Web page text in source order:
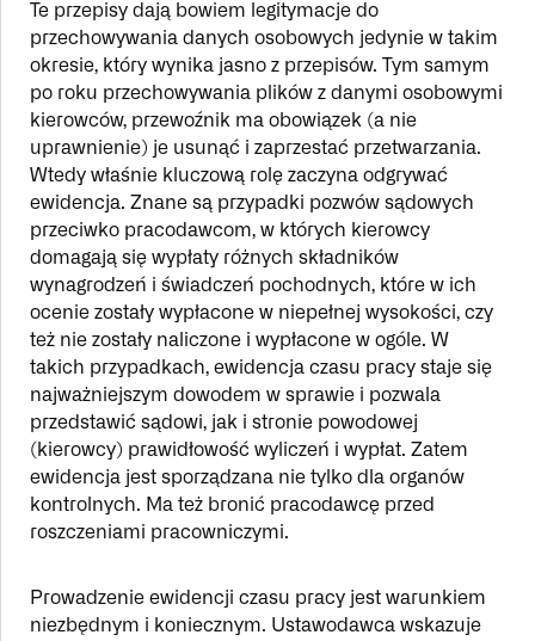
Te przepisy dają bowiem legitymacje do
przechowywania danych osobowych jedynie w takim
okresie, który wynika jasno z przepisów. Tym samym
po roku przechowywania plików z danymi osobowymi
kierowców, przewoźnik ma obowiązek (a nie
uprawnienie) je usunąć i zaprzestać przetwarzania.
Wtedy właśnie kluczową rolę zaczyna odgrywać
ewidencja. Znane są przypadki pozwów sądowych
przeciwko pracodawcom, w których kierowcy
domagają się wypłaty różnych składników
wynagrodzeń i świadczeń pochodnych, które w ich
ocenie zostały wypłacone w niepełnej wysokości, czy
też nie zostały naliczone i wypłacone w ogóle. W
takich przypadkach, ewidencja czasu pracy staje się
najważniejszym dowodem w sprawie i pozwala
przedstawić sądowi, jak i stronie powodowej
(kierowcy) prawidłowość wyliczeń i wypłat. Zatem
ewidencja jest sporządzana nie tylko dla organów
kontrolnych. Ma też bronić pracodawcę przed
roszczeniami pracowniczymi.
Prowadzenie ewidencji czasu pracy jest warunkiem
niezbędnym i koniecznym. Ustawodawca wskazuje